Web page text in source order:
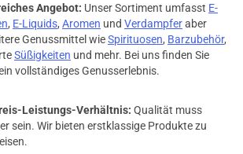
Angebot: Unser Sortiment umfasst E-
, E-Liquids, Aromen und Verdampferaber
Genussmittel wieSpirituosen, Barzubehör,
Süßigkeiten und mehr. Bei uns finden Sie
vollständiges Genusserlebnis.
Leistungs-Verhältnis: Qualität muss
sein. Wir bieten erstklassige Produkte zu